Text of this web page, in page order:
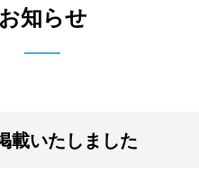
お知らせ
載いたしました